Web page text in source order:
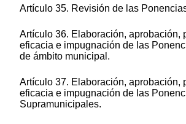
Artículo 35. Revisión de las
Artículo 36. Elaboración, aprobación,
eficacia e impugnación de las
de ámbito municipal.
Artículo 37. Elaboración, aprobación,
eficacia e impugnación de las
Supramunicipales.